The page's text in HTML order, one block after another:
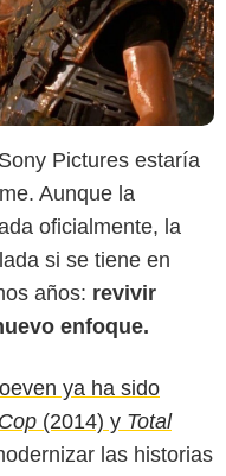
Sony Pictures estaría
Aunque la
oficialmente, la
si se tiene en
años: revivir
enfoque.
ya ha sido
(2014) y Total
las historias